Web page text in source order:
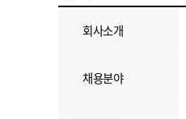
회사소개
채용분야